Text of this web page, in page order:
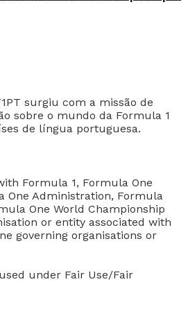
surgiu com a missão de
sobre o mundo da Formula 1
de língua portuguesa.
Formula 1, Formula One
One Administration, Formula
One World Championship
or entity associated with
governing organisations or
under Fair Use/Fair